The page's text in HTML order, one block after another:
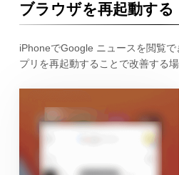
ブラウザを再起動する
iPhoneでGoogle ニュースを閲覧
プリを再起動することで改善する場